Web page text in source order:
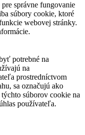
správne fungovanie
súbory cookie, ktoré
webovej stránky.
potrebné na
na
prostredníctvom
sa označujú ako
súborov cookie na
používateľa.